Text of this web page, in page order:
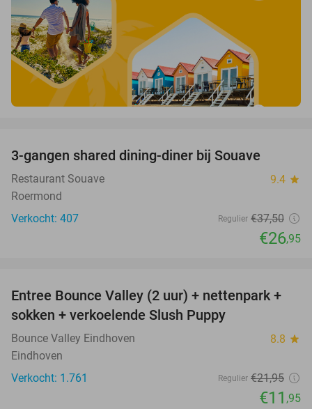
3-gangen shared dining-diner bij Souave
Restaurant Souave 9.4 star
Roermond
Verkocht: 407
Regulier €37,50
€26,95
46%
Entree Bounce Valley (2 uur) + nettenpark +
sokken + verkoelende Slush Puppy
Bounce Valley Eindhoven 8.8 star
Eindhoven
Verkocht: 1.761
Regulier €21,95
€11 ,95